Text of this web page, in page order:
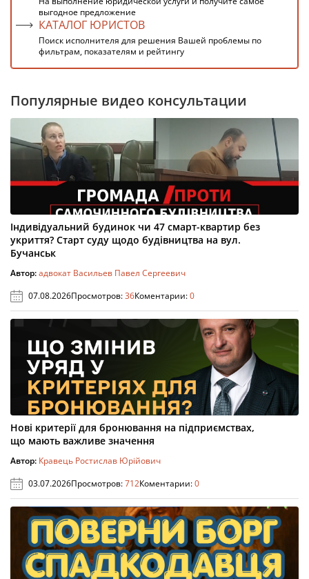
выгодное предложение
КАТАЛОГ ЮРИСТОВ
Поиск исполнителя для решения Вашей проблемы по
фильтрам, показателям и рейтингу
Популярные видео консультации
Індивідуальний будинок чи 47 смарт-квартир без
укриття? Старт суду щодо будівництва на вул.
Бучанськ
Автор:адвокат Васильев Павел Сергеевич
07.08.2026Просмотров:36Коментарии:0
Нові критерії для бронювання на підприємствах,
що мають важливе значення
Автор: Кравець Ростислав Юрійович
03.07.2026Просмотров:712Коментарии:0